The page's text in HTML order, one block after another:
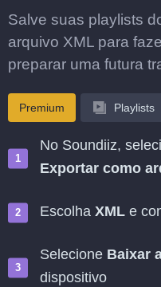
Salve suas playlists
arquivo XML para
preparar uma futura
Premium Playlists
No Soundiiz,
Exportar como
Escolha XML e
Selecione Baixar
dispositivo